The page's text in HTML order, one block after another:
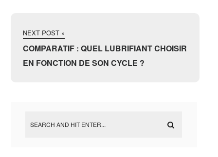
NEXT POST »
COMPARATIF : QUEL LUBRIFIANT CHOISIR
EN FONCTION DE SON CYCLE ?